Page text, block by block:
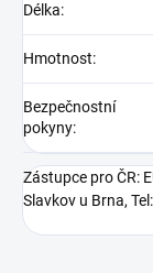
Délka:
Hmotnost:
Bezpečnostní
pokyny:
Zástupce pro ČR:
Slavkov u Brna,